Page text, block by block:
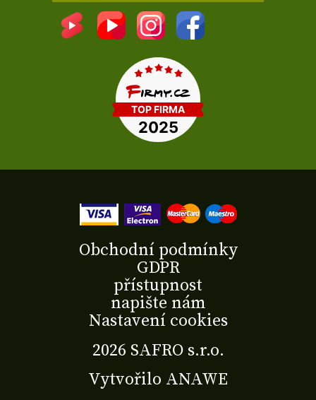
2026 SAFRO s.r.o.
Vytvořilo ANAWE
Obchodní podmínky
GDPR
přístupnost
napište nám
Nastavení cookies